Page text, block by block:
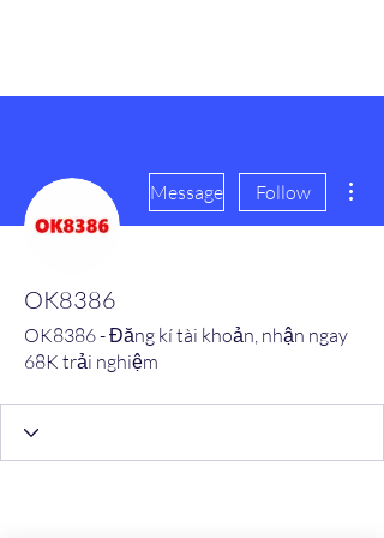
Message Follow
OK8386
OK8386 - Đăng kí tài khoản, nhận ngay
68K trải nghiệm